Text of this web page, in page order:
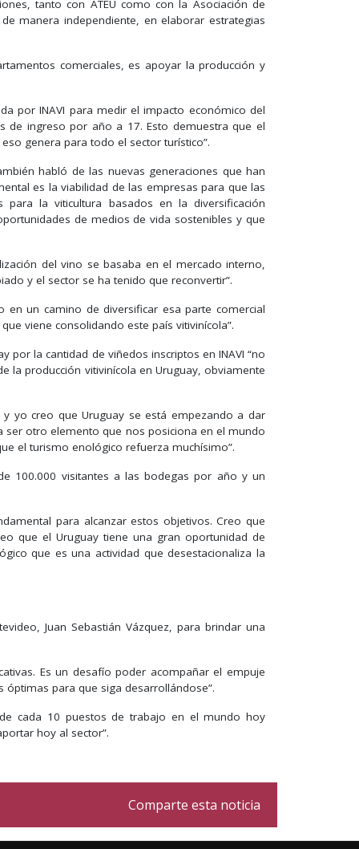
tanto con ATEU como con la Asociación de
manera independiente, en elaborar estrategias
comerciales, es apoyar la producción y
por INAVI para medir el impacto económico del
de ingreso por año a 17. Esto demuestra que el
genera para todo el sector turístico”.
habló de las nuevas generaciones que han
es la viabilidad de las empresas para que las
la viticultura basados en la diversificación
de medios de vida sostenibles y que
del vino se basaba en el mercado interno,
y el sector se ha tenido que reconvertir”.
en un camino de diversificar esa parte comercial
viene consolidando este país vitivinícola”.
por la cantidad de viñedos inscriptos en INAVI “no
la producción vitivinícola en Uruguay, obviamente
yo creo que Uruguay se está empezando a dar
ser otro elemento que nos posiciona en el mundo
el turismo enológico refuerza muchísimo”.
100.000 visitantes a las bodegas por año y un
para alcanzar estos objetivos. Creo que
que el Uruguay tiene una gran oportunidad de
que es una actividad que desestacionaliza la
Juan Sebastián Vázquez, para brindar una
Es un desafío poder acompañar el empuje
para que siga desarrollándose”.
cada 10 puestos de trabajo en el mundo hoy
hoy al sector”.
Comparte esta noticia